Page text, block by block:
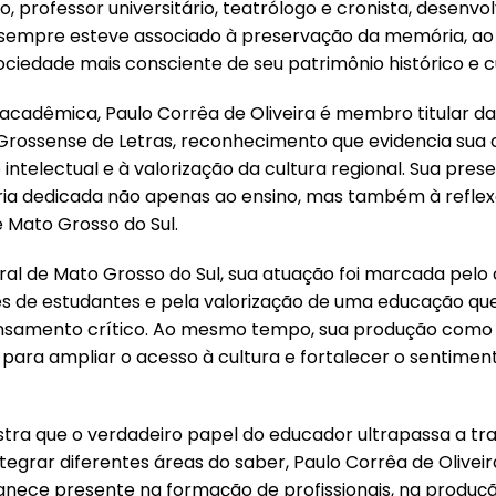
professor universitário, teatrólogo e cronista,
esteve associado à preservação da memória,
mais consciente de seu patrimônio histórico e
Paulo Corrêa de Oliveira é membro titular da
de Letras, reconhecimento que evidencia sua
e à valorização da cultura regional. Sua
dedicada não apenas ao ensino, mas também à
Grosso do Sul.
de Mato Grosso do Sul, sua atuação foi marcada
de estudantes e pela valorização de uma educação
crítico. Ao mesmo tempo, sua produção
ampliar o acesso à cultura e fortalecer o
que o verdadeiro papel do educador ultrapassa a
diferentes áreas do saber, Paulo Corrêa de
presente na formação de profissionais, na